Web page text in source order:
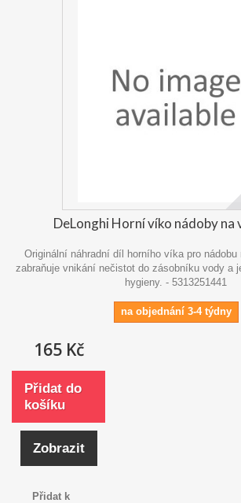
DeLonghi Horní víko nádoby na
Originální náhradní díl horního víka pro nádobu
zabraňuje vnikání nečistot do zásobníku vody a
hygieny. - 5313251441
na objednání 3-4 týdny
165 Kč
Přidat do
košíku
Zobrazit
Přidat k